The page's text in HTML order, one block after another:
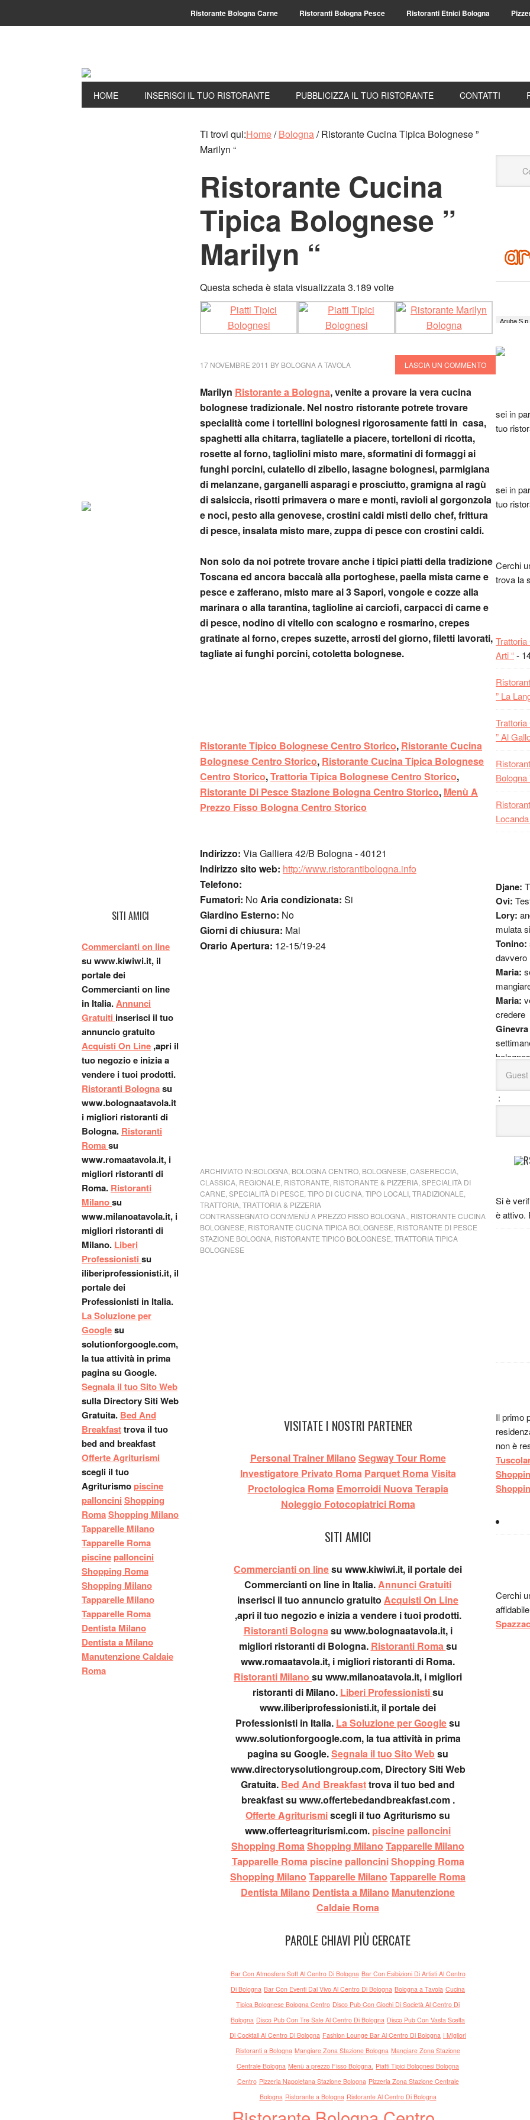
Ristorante Bologna Carne Ristoranti Bologna Pesce Ristoranti Etnici Bologna
HOME INSERISCI IL TUO RISTORANTE PUBBLICIZZA IL TUO RISTORANTE CONTATTI
Ti trovi qui:Home/ Bologna/Ristorante Cucina Tipica Bolognese ”
Marilyn “
Ristorante Cucina
Tipica Bolognese ”
Marilyn “
Questa scheda è stata visualizzata 3.189 volte
17 NOVEMBRE 2011 BY BOLOGNA A TAVOLA LASCIA UN COMMENTO
Marilyn Ristorante a Bologna, venite a provare la vera cucina
bolognese tradizionale. Nel nostro ristorante potrete trovare
specialità come i tortellini bolognesi rigorosamente fatti in casa,
spaghetti alla chitarra, tagliatelle a piacere, tortelloni di ricotta,
rosette al forno, tagliolini misto mare, sformatini di formaggi ai
funghi porcini, culatello di zibello, lasagne bolognesi, parmigiana
di melanzane, garganelli asparagi e prosciutto, gramigna al ragù
di salsiccia, risotti primavera o mare e monti, ravioli al gorgonzola
e noci, pesto alla genovese, crostini caldi misti dello chef, frittura
di pesce, insalata misto mare, zuppa di pesce con crostini caldi.
Non solo da noi potrete trovare anche i tipici piatti della tradizione
Toscana ed ancora baccalà alla portoghese, paella mista carne e
pesce e zafferano, misto mare ai 3 Sapori, vongole e cozze alla
marinara o alla tarantina, taglioline ai carciofi, carpacci di carne e
di pesce, nodino di vitello con scalogno e rosmarino, crepes
gratinate al forno, crepes suzette, arrosti del giorno, filetti lavorati,
tagliate ai funghi porcini, cotoletta bolognese.
Ristorante Tipico Bolognese Centro Storico, Ristorante Cucina
Bolognese Centro Storico, Ristorante Cucina Tipica Bolognese
Centro Storico,Trattoria Tipica Bolognese Centro Storico,
Ristorante Di Pesce Stazione Bologna Centro Storico, Menù A
Prezzo Fisso Bologna Centro Storico
Indirizzo: Via Galliera 42/B Bologna - 40121
Indirizzo sito web: http://www.ristorantibologna.info
Telefono:
Fumatori: NoAria condizionata: Si
Giardino Esterno: No
Giorni di chiusura: Mai
Orario Apertura: 12-15/19-24
ARCHIVIATO IN:BOLOGNA BOLOGNA CENTRO BOLOGNESE CASERECCIA
CLASSICA REGIONALE RISTORANTE RISTORANTE & PIZZERIA SPECIALITÀ DI
CARNE SPECIALITÀ DI PESCE TIPO DI CUCINA TIPO LOCALI TRADIZIONALE
TRATTORIA TRATTORIA & PIZZERIA
CONTRASSEGNATO CON:MENÙ A PREZZO FISSO BOLOGNA. RISTORANTE CUCINA
BOLOGNESE RISTORANTE CUCINA TIPICA BOLOGNESE RISTORANTE DI PESCE
STAZIONE BOLOGNA RISTORANTE TIPICO BOLOGNESE TRATTORIA TIPICA
BOLOGNESE
VISITATE I NOSTRI PARTENER
Personal Trainer Milano Segway Tour Rome
Investigatore Privato Roma Parquet RomaVisita
Proctologica Roma Emorroidi Nuova Terapia
Noleggio Fotocopiatrici Roma
SITI AMICI
Commercianti on linesu www.kiwiwi.it, il portale dei
Commercianti on line in Italia.Annunci Gratuiti
inserisci il tuo annuncio gratuito Acquisti On Line
,apri il tuo negozio e inizia a vendere i tuoi prodotti.
Ristoranti Bolognasu www.bolognaatavola.it, i
migliori ristoranti di Bologna. Ristoranti Romasu
www.romaatavola.it, i migliori ristoranti di Roma.
Ristoranti Milano su www.milanoatavola.it, i migliori
ristoranti di Milano. Liberi Professionistisu
www.iliberiprofessionisti.it, il portale dei
Professionisti in Italia. La Soluzione per Googlesu
www.solutionforgoogle.com, la tua attività in prima
pagina su Google.Segnala il tuo Sito Websu
www.directorysolutiongroup.com, Directory Siti Web
Gratuita. Bed And Breakfasttrova il tuo bed and
breakfast su www.offertebedandbreakfast.com .
Offerte Agriturismiscegli il tuo Agriturismo su
www.offerteagriturismi.com. piscine palloncini
Shopping RomaShopping Milano Tapparelle Milano
Tapparelle Roma piscine pallonciniShopping Roma
Shopping Milano Tapparelle Milano Tapparelle Roma
Dentista Milano Dentista a Milano Manutenzione
Caldaie Roma
PAROLE CHIAVI PIÙ CERCATE
Bar Con Atmosfera Soft Al Centro Di Bologna Bar Con Esibizioni Di Artisti Al Centro
Di Bologna Bar Con Eventi Dal Vivo Al Centro Di Bologna Bologna a Tavola Cucina
Tipica Bolognese Bologna Centro Disco Pub Con Giochi Di Società Al Centro Di
Bologna Disco Pub Con Tre Sale Al Centro Di Bologna Disco Pub Con Vasta Scelta
Di Cocktail Al Centro Di Bologna Fashion Lounge Bar Al Centro Di Bologna I Migliori
Ristoranti a Bologna Mangiare Zona Stazione Bologna Mangiare Zona Stazione
Centrale Bologna Menù a prezzo Fisso Bologna. Piatti Tipici Bolognesi Bologna
Centro Pizzeria Napoletana Stazione Bologna Pizzeria Zona Stazione Centrale
Bologna Ristorante a Bologna Ristorante Al Centro Di Bologna
sei in
tuo
sei in
tuo
Cerchi
trova la
Trattoria
Arti “-
” La
” Al
Bologna
Locanda
Djane:
Ovi:
Lory:
mulata
Tonino:
davvero
Maria:
Maria:
credere
Ginevra
credere
ottimo
ottimo
fusion
ha
Sauro:
giri a
fuori
nella
Pier:Al
Susanna:
freschi,
Guest:
:
Si è
è attivo.
Il primo
non è
Cerchi
SITI AMICI
Commercianti on line
su www.kiwiwi.it, il
portale dei
Commercianti on line
in Italia.Annunci
Gratuiti inserisci il tuo
annuncio gratuito
Acquisti On Line ,apri il
tuo negozio e inizia a
vendere i tuoi prodotti.
Ristoranti Bolognasu
www.bolognaatavola.it
i migliori ristoranti di
Bologna. Ristoranti
Romasu
www.romaatavola.it, i
migliori ristoranti di
Roma. Ristoranti
Milanosu
www.milanoatavola.it, i
migliori ristoranti di
Milano. Liberi
Professionisti su
iliberiprofessionisti.it, il
portale dei
Professionisti in Italia.
La Soluzione per
Googlesu
solutionforgoogle.com,
la tua attività in prima
pagina su Google.
Segnala il tuo Sito Web
sulla Directory Siti Web
Gratuita. Bed And
Breakfasttrova il tuo
bed and breakfast
Offerte Agriturismi
scegli il tuo
Agriturismo piscine
palloncini Shopping
RomaShopping Milano
Tapparelle Milano
Tapparelle Roma
piscine palloncini
Shopping Roma
Shopping Milano
Tapparelle Milano
Tapparelle Roma
Dentista Milano
Dentista a Milano
Manutenzione Caldaie
Roma